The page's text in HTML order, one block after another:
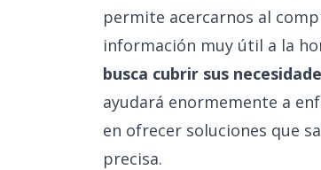
permite acercarnos al
información muy útil a la
busca cubrir sus
ayudará enormemente a
en ofrecer soluciones que
precisa.